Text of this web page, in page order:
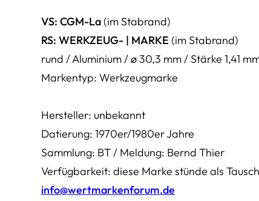
VS: CGM-La (im Stabrand)
RS: WERKZEUG- | MARKE (im Stabrand)
rund / Aluminium / ø 30,3 mm / Stärke 1,41
Markentyp: Werkzeugmarke
Hersteller: unbekannt
Datierung: 1970er/1980er Jahre
Sammlung: BT / Meldung: Bernd Thier
Verfügbarkeit: diese Marke stünde als
info@wertmarkenforum.de